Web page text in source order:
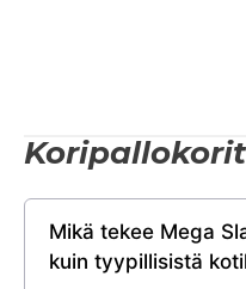
Koripallokorit
Mikä tekee Mega
kuin tyypillisistä